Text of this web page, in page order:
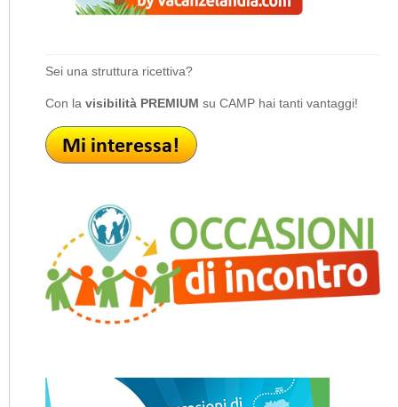
Sei una struttura ricettiva?
Con la visibilità PREMIUM su CAMP hai tanti vantaggi!